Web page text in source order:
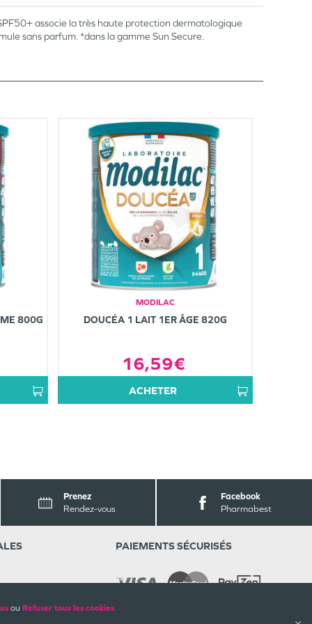
ou Refuser tous les cookies
associe la très haute protection dermatologique
sans parfum. *dans la gamme Sun Secure.
800G
MODILAC
DOUCÉA 1 LAIT 1ER ÂGE 820G
16,59€
ACHETER
Prenez
Rendez-vous
Facebook
Pharmabest
PAIEMENTS SÉCURISÉS